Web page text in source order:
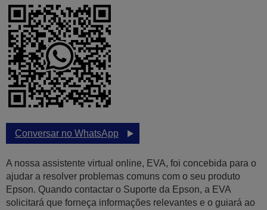
Conversar no WhatsApp
A nossa assistente virtual online, EVA, foi concebida para o
ajudar a resolver problemas comuns com o seu produto
Epson. Quando contactar o Suporte da Epson, a EVA
solicitará que forneça informações relevantes e o guiará ao